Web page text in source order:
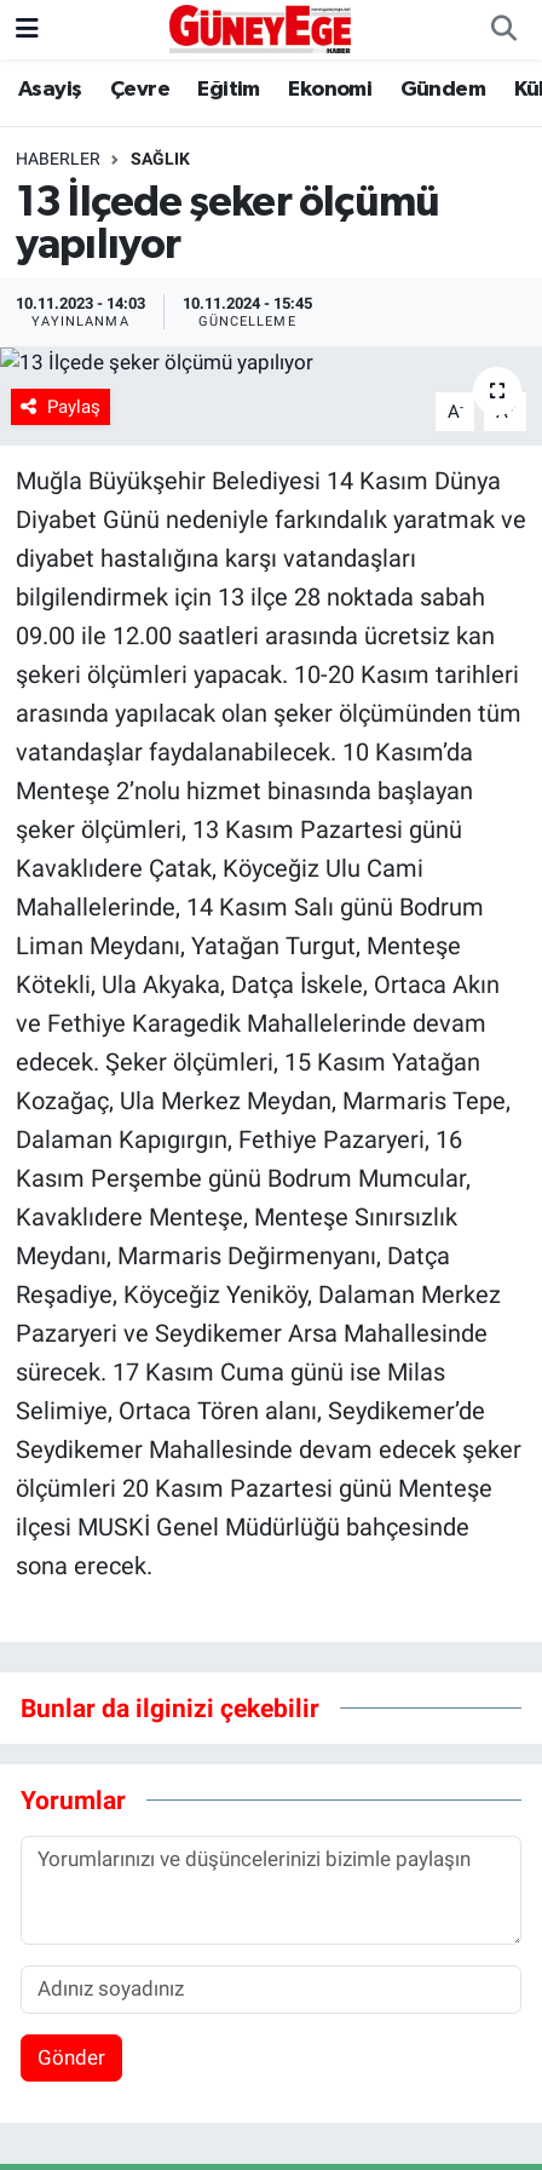
Asayiş Çevre Eğitim Ekonomi Gündem
HABERLER SAĞLIK
13 İlçede şeker ölçümü
yapılıyor
10.11.2023 - 14:03
YAYINLANMA
10.11.2024 - 15:45
GÜNCELLEME
Paylaş A- A +
Muğla Büyükşehir Belediyesi 14 Kasım Dünya
Diyabet Günü nedeniyle farkındalık yaratmak ve
diyabet hastalığına karşı vatandaşları
bilgilendirmek için 13 ilçe 28 noktada sabah
09.00 ile 12.00 saatleri arasında ücretsiz kan
şekeri ölçümleri yapacak. 10-20 Kasım tarihleri
arasında yapılacak olan şeker ölçümünden tüm
vatandaşlar faydalanabilecek. 10 Kasım’da
Menteşe 2’nolu hizmet binasında başlayan
şeker ölçümleri, 13 Kasım Pazartesi günü
Kavaklıdere Çatak, Köyceğiz Ulu Cami
Mahallelerinde, 14 Kasım Salı günü Bodrum
Liman Meydanı, Yatağan Turgut, Menteşe
Kötekli, Ula Akyaka, Datça İskele, Ortaca Akın
ve Fethiye Karagedik Mahallelerinde devam
edecek. Şeker ölçümleri, 15 Kasım Yatağan
Kozağaç, Ula Merkez Meydan, Marmaris Tepe,
Dalaman Kapıgırgın, Fethiye Pazaryeri, 16
Kasım Perşembe günü Bodrum Mumcular,
Kavaklıdere Menteşe, Menteşe Sınırsızlık
Meydanı, Marmaris Değirmenyanı, Datça
Reşadiye, Köyceğiz Yeniköy, Dalaman Merkez
Pazaryeri ve Seydikemer Arsa Mahallesinde
sürecek. 17 Kasım Cuma günü ise Milas
Selimiye, Ortaca Tören alanı, Seydikemer’de
Seydikemer Mahallesinde devam edecek şeker
ölçümleri 20 Kasım Pazartesi günü Menteşe
ilçesi MUSKİ Genel Müdürlüğü bahçesinde
sona erecek.
Bunlar da ilginizi çekebilir
Yorumlar
Gönder
Asayiş
Çevre
Eğitim
Kültür Sanat
Politika
Sağlık
Spor
Yaşam
Tarım
İstanbul Hava Durumu
İstanbul Trafik Yoğunluk Haritası
Süper Lig Puan Durumu ve Fikstür
Haber Arşivi